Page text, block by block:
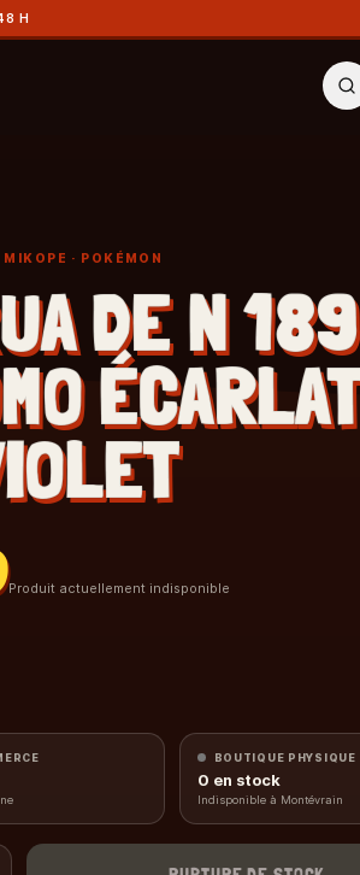
H
· POKÉMON
DE N
Produit actuellement indisponible
BOUTIQUE PHYSIQUE
0 en stock
Indisponible à Montévrain